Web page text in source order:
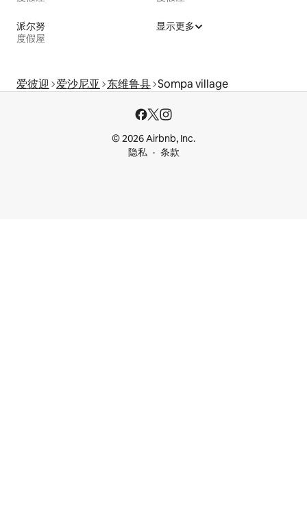
派尔努
度假屋
显示更多
爱彼迎 爱沙尼亚 东维鲁县 Sompa village
© 2026 Airbnb, Inc.
隐私
条款